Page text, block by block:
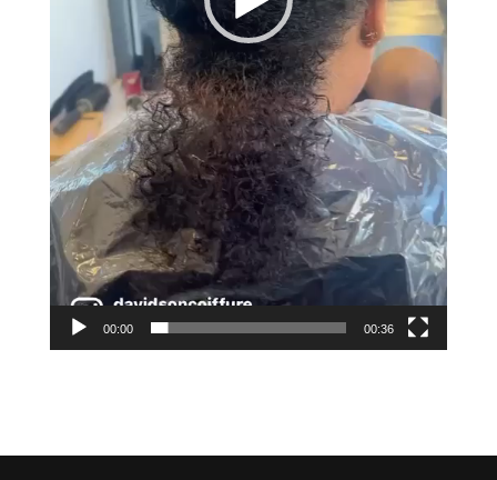
00:00 00:36